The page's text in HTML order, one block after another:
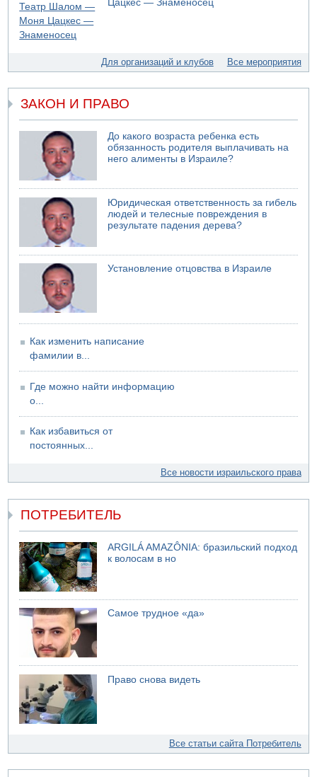
05.08.2026 10:19
Хуситы сообщают об атаке по Саудовскому танкеру
Левые активисты пытались ворваться в офис
"Религиозного сионизма"
Цацкес — Знаменосец
Для организаций и клубов Все мероприятия
ЗАКОН И ПРАВО
До какого возраста ребенка есть
обязанность родителя выплачивать на
него алименты в Израиле?
Юридическая ответственность за гибель
людей и телесные повреждения в
результате падения дерева?
Установление отцовства в Израиле
Как изменить написание
фамилии в...
Где можно найти информацию
о...
Как избавиться от
постоянных...
Все новости израильского права
ПОТРЕБИТЕЛЬ
ARGILÁ AMAZÔNIA: бразильский подход
к волосам в но
Самое трудное «да»
Право снова видеть
Все статьи сайта Потребитель